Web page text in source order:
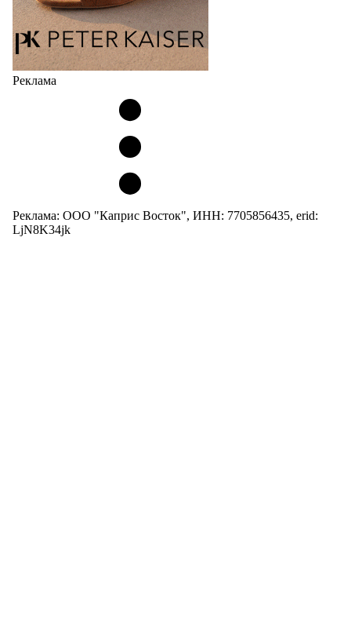
Реклама
Реклама: ООО "Каприс Восток", ИНН: 7705856435, erid:
LjN8K34jk